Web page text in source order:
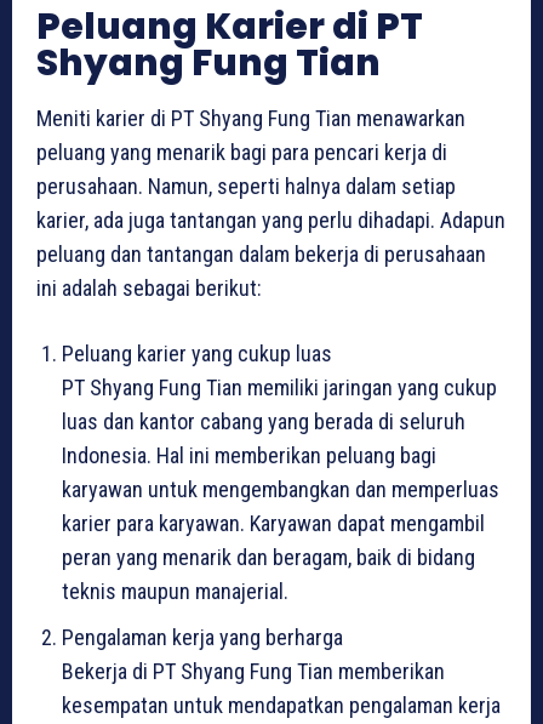
Peluang Karier di PT
Shyang Fung Tian
Meniti karier di PT Shyang Fung Tian menawarkan
peluang yang menarik bagi para pencari kerja di
perusahaan. Namun, seperti halnya dalam setiap
karier, ada juga tantangan yang perlu dihadapi. Adapun
peluang dan tantangan dalam bekerja di perusahaan
ini adalah sebagai berikut:
Peluang karier yang cukup luas
PT Shyang Fung Tian memiliki jaringan yang cukup
luas dan kantor cabang yang berada di seluruh
Indonesia. Hal ini memberikan peluang bagi
karyawan untuk mengembangkan dan memperluas
karier para karyawan. Karyawan dapat mengambil
peran yang menarik dan beragam, baik di bidang
teknis maupun manajerial.
Pengalaman kerja yang berharga
Bekerja di PT Shyang Fung Tian memberikan
kesempatan untuk mendapatkan pengalaman kerja